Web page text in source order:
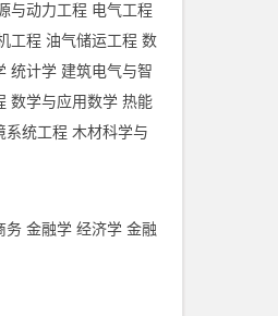
与动力工程 电气工程
工程 油气储运工程 数
统计学 建筑电气与智
数学与应用数学 热能
系统工程 木材科学与
务 金融学 经济学 金融